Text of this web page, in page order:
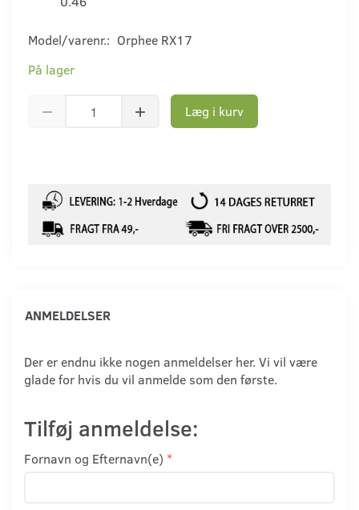
Model/varenr.: Orphee RX17
På lager
Læg i kurv
ANMELDELSER
Der er endnu ikke nogen anmeldelser her. Vi vil være
glade for hvis du vil anmelde som den første.
Tilføj anmeldelse:
Fornavn og Efternavn(e)